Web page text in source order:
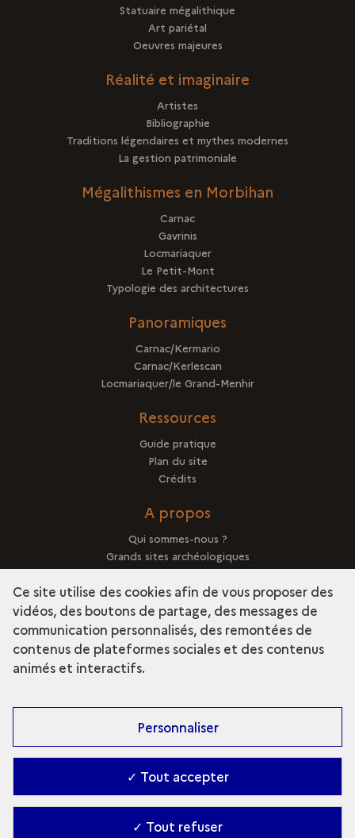
Statuaire mégalithique
Art pariétal
Oeuvres majeures
Réalité et imaginaire
Artistes
Bibliographie
Traditions légendaires et mythes modernes
La gestion patrimoniale
Mégalithismes en Morbihan
Carnac
Gavrinis
Locmariaquer
Le Petit-Mont
Typologie des architectures
Panoramiques
Carnac/Kermario
Carnac/Kerlescan
Locmariaquer/le Grand-Menhir
Ressources
Guide pratique
Plan du site
Crédits
A propos
Qui sommes-nous ?
Grands sites archéologiques
Mentions légales
Découvrir la collection
Accessibilité : Partiellement conforme
- Ministère de la Culture
Ce site utilise des cookies afin de vous proposer des
vidéos, des boutons de partage, des messages de
communication personnalisés, des remontées de
contenus de plateformes sociales et des contenus
animés et interactifs.
Personnaliser
✓ Tout accepter
✓ Tout refuser